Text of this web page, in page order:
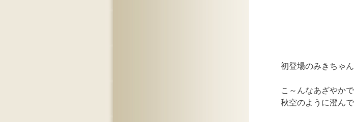
初登場のみきちゃん
こ～んなあざやか
秋空のように澄ん